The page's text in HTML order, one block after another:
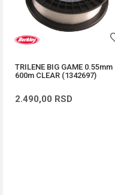
TRILENE BIG GAME 0.55mm
600m CLEAR (1342697)
2.490,00 RSD